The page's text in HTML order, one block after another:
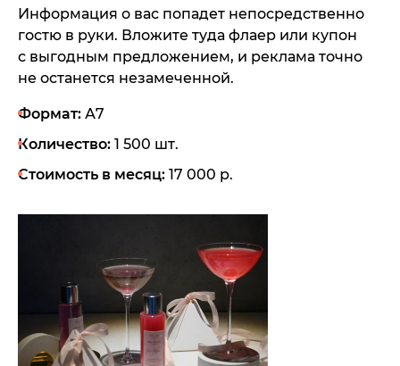
Информация о вас попадет непосредственно
гостю в руки. Вложите туда флаер или купон
с выгодным предложением, и реклама точно
не останется незамеченной.
Формат: А7
Количество: 1 500 шт.
Стоимость в месяц: 17 000 р.